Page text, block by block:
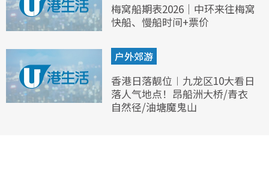
梅窝船期表2026｜中环来往梅窝
快船、慢船时间+票价
户外郊游
香港日落靓位︱九龙区10大看日
落人气地点！昂船洲大桥/青衣
自然径/油塘魔鬼山